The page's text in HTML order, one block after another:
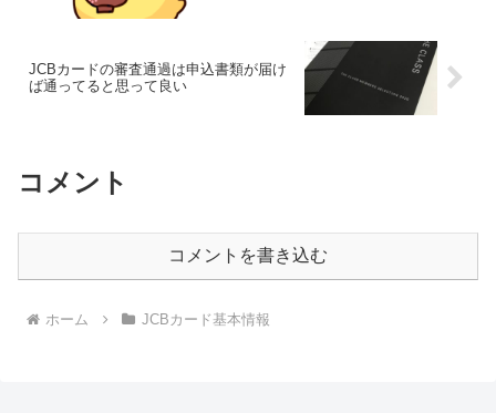
JCBカードの審査通過は申込書類が届け
ば通ってると思って良い
コメント
コメントを書き込む
ホーム JCBカード基本情報